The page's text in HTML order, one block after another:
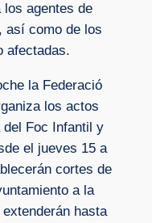
agentes de
así como de los
afectadas.
la Federació
los actos
del Foc Infantil y
el jueves 15 a
cortes de
a la
hasta